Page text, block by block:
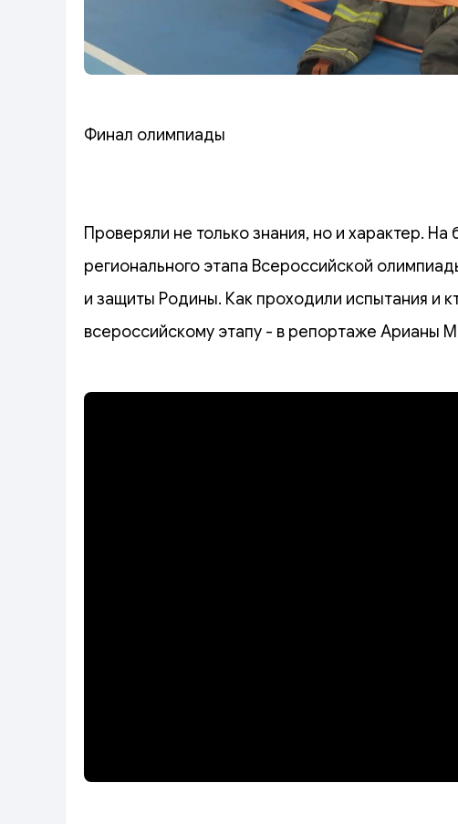
Финал олимпиады
Проверяли не только знания, но и характер.
регионального этапа Всероссийской
и защиты Родины. Как проходили испытания и
всероссийскому этапу - в репортаже Арианы